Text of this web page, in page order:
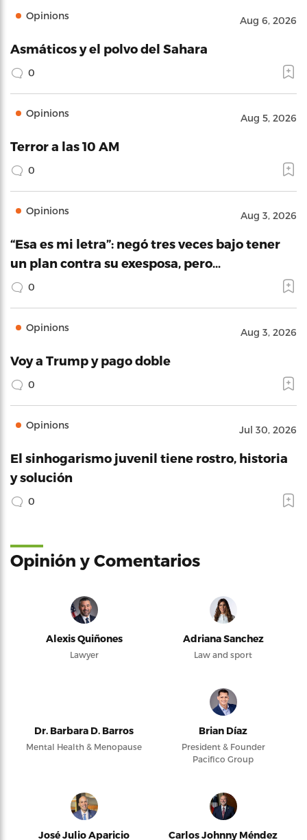
Opinions Aug 6, 2026
Asmáticos y el polvo del Sahara
0
Opinions Aug 5, 2026
Terror a las 10 AM
0
Opinions Aug 3, 2026
“Esa es mi letra”: negó tres veces bajo tener
un plan contra su exesposa, pero…
0
Opinions Aug 3, 2026
Voy a Trump y pago doble
0
Opinions Jul 30, 2026
El sinhogarismo juvenil tiene rostro, historia
y solución
0
Opinión y Comentarios
Alexis Quiñones
Lawyer
Adriana Sanchez
Law and sport
Dr. Barbara D. Barros
Mental Health & Menopause
Brian Díaz
President & Founder
Pacifico Group
José Julio Aparicio Carlos Johnny Méndez